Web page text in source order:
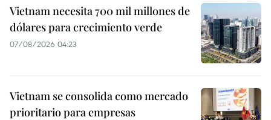
Vietnam necesita 700 mil millones de
dólares para crecimiento verde
07/08/2026 04:23
Vietnam se consolida como mercado
prioritario para empresas